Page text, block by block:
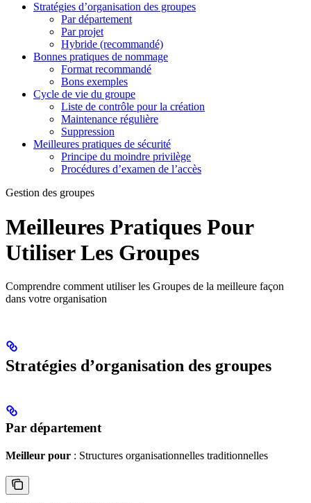
Stratégies d’organisation des groupes
Par département
Par projet
Hybride (recommandé)
Bonnes pratiques de nommage
Format recommandé
Bons exemples
Cycle de vie du groupe
Liste de contrôle pour la création
Maintenance régulière
Suppression
Meilleures pratiques de sécurité
Principe du moindre privilège
Procédures d’examen de l’accès
Gestion des groupes
Meilleures Pratiques Pour
Utiliser Les Groupes
Comprendre comment utiliser les Groupes de la meilleure façon
dans votre organisation
Stratégies d’organisation des groupes
Par département
Meilleur pour : Structures organisationnelles traditionnelles